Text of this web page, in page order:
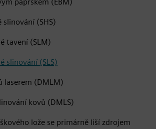
(SHS)
tavení (SLM)
slinování (SLS)
laserem (DMLM)
kovů (DMLS)
lože se primárně liší zdrojem